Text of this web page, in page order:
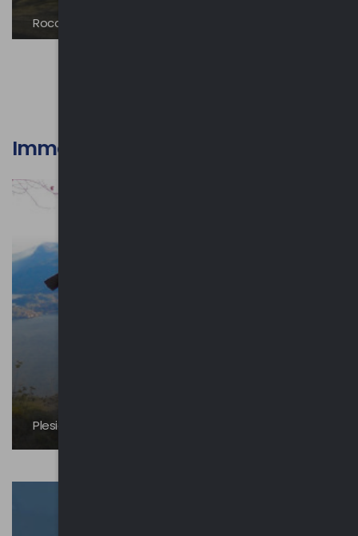
Roccoli
Immagini
Plesio | Edifici religiosi